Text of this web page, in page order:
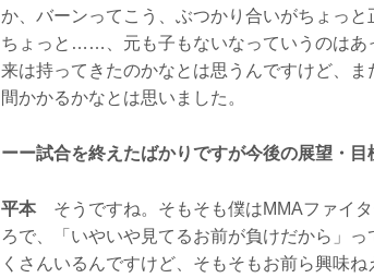
か、バーンってこう、ぶつかり合いがちょっ
ちょっと……、元も子もないなっていうのはあ
来は持ってきたのかなとは思うんですけど、
間かかるかなとは思いました。
ーー試合を終えたばかりですが今後の展望・
平本そうですね。そもそも僕はMMAファイ
ろで、「いやいや見てるお前が負けだから」
くさんいるんですけど、そもそもお前ら興味